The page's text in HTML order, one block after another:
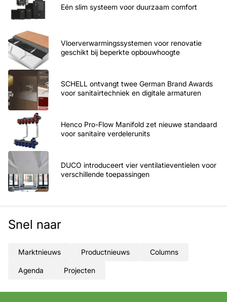
Eén slim systeem voor duurzaam comfort
Vloerverwarmingssystemen voor renovatie
geschikt bij beperkte opbouwhoogte
SCHELL ontvangt twee German Brand Awards
voor sanitairtechniek en digitale armaturen
Henco Pro-Flow Manifold zet nieuwe standaard
voor sanitaire verdelerunits
DUCO introduceert vier ventilatieventielen voor
verschillende toepassingen
Snel naar
Marktnieuws Productnieuws Columns
Agenda Projecten